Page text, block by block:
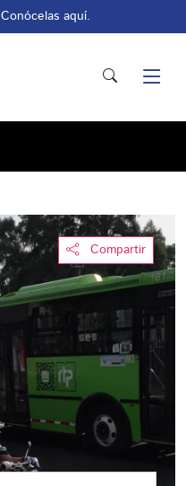
Conócelas aquí.
Compartir